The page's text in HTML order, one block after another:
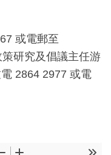
或電郵至
策研究及倡議主任游
2864 2977 或電